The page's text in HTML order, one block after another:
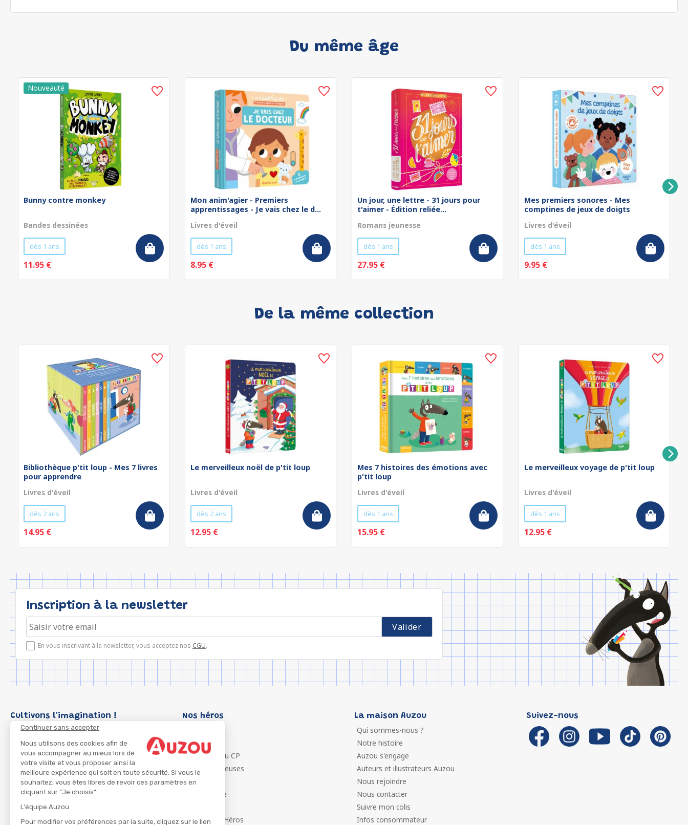
Continuer sans accepter
Nous utilisons des cookies afin de
vous accompagner au mieux lors de
votre visite et vous proposer ainsi la
meilleure expérience qui soit en toute sécurité. Si vous le
souhaitez, vous êtes libres de revoir ces paramètres en
cliquant sur "Je choisis"
L'équipe Auzou
Pour modifier vos préférences par la suite, cliquez sur le lien
Du même âge
Bunny contre monkey
Bandes dessinées
dès 1 ans
11.95 €
Mon anim'agier - Premiers
apprentissages - Je vais chez le d...
Livres d'éveil
dès 1 ans
8.95 €
Un jour, une lettre - 31 jours pour
t'aimer - Édition reliée...
Romans jeunesse
dès 1 ans
27.95 €
Mes premiers sonores - Mes
comptines de jeux de doigts
Livres d'éveil
dès 1 ans
9.95 €
De la même collection
Bibliothèque p'tit loup - Mes 7 livres
pour apprendre
Livres d'éveil
dès 2 ans
14.95 €
Le merveilleux noël de p'tit loup
Livres d'éveil
dès 2 ans
12.95 €
Mes 7 histoires des émotions avec
p'tit loup
Livres d'éveil
dès 1 ans
15.95 €
Le merveilleux voyage de p'tit loup
Livres d'éveil
dès 1 ans
12.95 €
Inscription à la newsletter
En vous inscrivant à la newsletter, vous acceptez nos CGU.
Cultivons l'imagination ! Nos héros
P'tit Loup
Les Héros du CP
Les Influenceuses
Migali
Petite Taupe
Ma Boîte à Héros
La maison Auzou
Qui sommes-nous ?
Notre histoire
Auzou s'engage
Auteurs et illustrateurs Auzou
Nous rejoindre
Nous contacter
Suivre mon colis
Infos consommateur
Suivez-nous